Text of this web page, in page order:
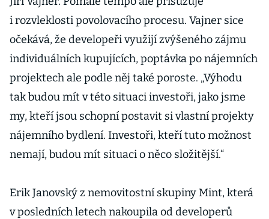
i rozvleklosti povolovacího procesu. Vajner sice
očekává, že developeři využijí zvýšeného zájmu
individuálních kupujících, poptávka po nájemních
projektech ale podle něj také poroste. „Výhodu
tak budou mít v této situaci investoři, jako jsme
my, kteří jsou schopní postavit si vlastní projekty
nájemního bydlení. Investoři, kteří tuto možnost
nemají, budou mít situaci o něco složitější.“
Erik Janovský z nemovitostní skupiny Mint, která
v posledních letech nakoupila od developerů